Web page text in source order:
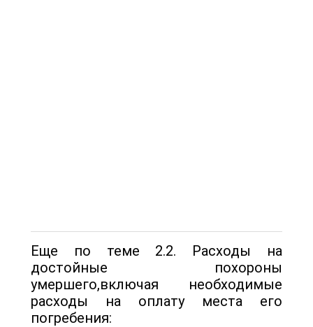
Еще по теме 2.2. Расходы на
достойные похороны
умершего,включая необходимые
расходы на оплату места его
погребения: